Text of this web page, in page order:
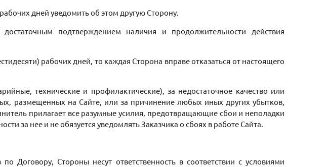
дней уведомить об этом другую Сторону.
подтверждением наличия и продолжительности действия
рабочих дней, то каждая Сторона вправе отказаться от настоящего
технические и профилактические), за недостаточное качество или
размещенных на Сайте, или за причинение любых иных других убытков,
прилагает все разумные усилия, предотвращающие сбои и неполадки
за нее и не обязуется уведомлять Заказчика о сбоях в работе Сайта.
Договору, Стороны несут ответственность в соответствии с условиями